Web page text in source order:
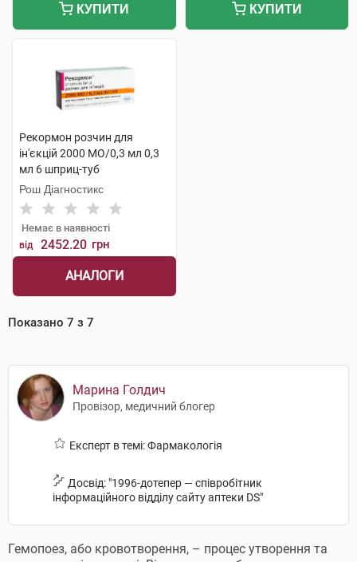
КУПИТИ КУПИТИ
Рекормон розчин для
ін'єкцій 2000 МО/0,3 мл 0,3
мл 6 шприц-туб
Рош Діагностикс
Немає в наявності
від 2452.20 грн
АНАЛОГИ
Показано 7 з 7
Марина Голдич
Провізор, медичний блогер
Експерт в темі: Фармакологія
Досвід: "1996-дотепер — співробітник
інформаційного відділу сайту аптеки DS"
Гемопоез, або кровотворення, – процес утворення та